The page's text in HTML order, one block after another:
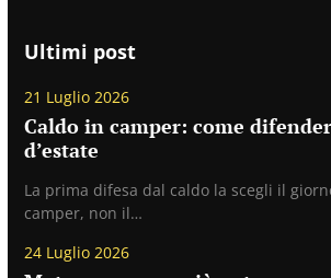
Ultimi post
21 Luglio 2026
Caldo in camper: come
d’estate
La prima difesa dal caldo la scegli il
camper, non il…
24 Luglio 2026